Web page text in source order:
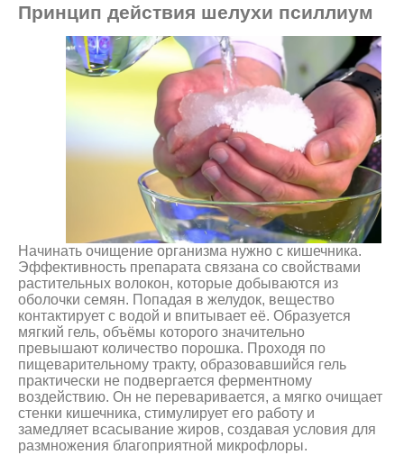
Принцип действия шелухи псиллиум
Начинать очищение организма нужно с кишечника.
Эффективность препарата связана со свойствами
растительных волокон, которые добываются из
оболочки семян. Попадая в желудок, вещество
контактирует с водой и впитывает её. Образуется
мягкий гель, объёмы которого значительно
превышают количество порошка. Проходя по
пищеварительному тракту, образовавшийся гель
практически не подвергается ферментному
воздействию. Он не переваривается, а мягко очищает
стенки кишечника, стимулирует его работу и
замедляет всасывание жиров, создавая условия для
размножения благоприятной микрофлоры.